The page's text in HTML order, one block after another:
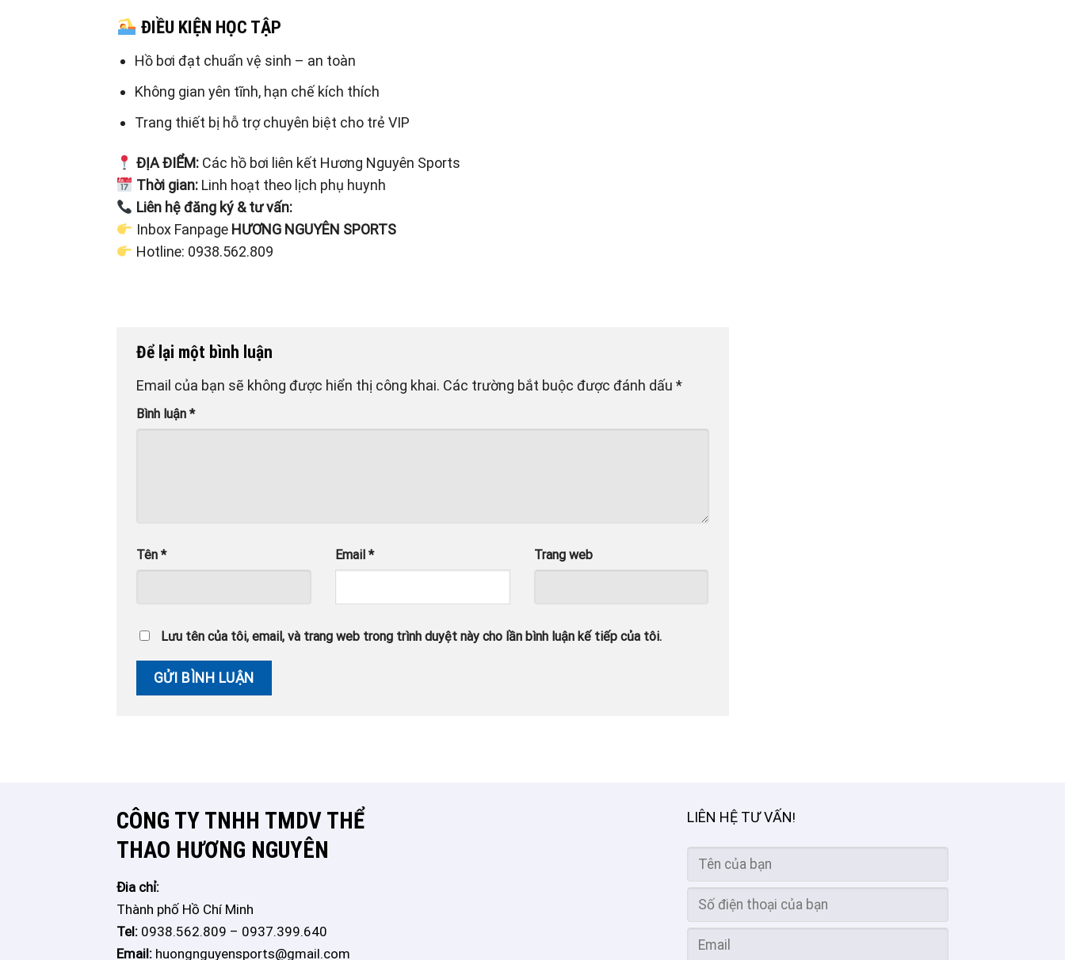
ĐIỀU KIỆN HỌC TẬP
Hồ bơi đạt chuẩn vệ sinh – an toàn
Không gian yên tĩnh, hạn chế kích thích
Trang thiết bị hỗ trợ chuyên biệt cho trẻ VIP
ĐỊA ĐIỂM:Các hồ bơi liên kết Hương Nguyên Sports
Thời gian:Linh hoạt theo lịch phụ huynh
Liên hệ đăng ký & tư vấn:
Inbox Fanpage HƯƠNG NGUYÊN SPORTS
Hotline: 0938.562.809
Để lại một bình luận
Email của bạn sẽ không được hiển thị công khai. Các trường bắt buộc được đánh dấu *
Bình luận *
Tên * Email * Trang web
Lưu tên của tôi, email, và trang web trong trình duyệt này cho lần bình luận kế tiếp của tôi.
CÔNG TY TNHH TMDV THỂ
THAO HƯƠNG NGUYÊN
Đia chỉ:
Thành phố Hồ Chí Minh
Tel: 0938.562.809 – 0937.399.640
Email: huongnguyensports@gmail.com
LIÊN HỆ TƯ VẤN!